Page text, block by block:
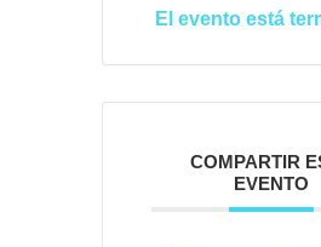
El evento está
COMPARTIR
EVENTO